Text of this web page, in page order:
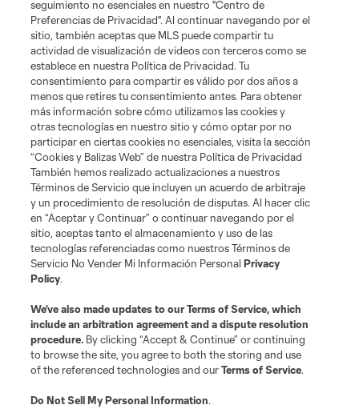
MLS NEXT Pro
Club Sites
Do Not Sell or Share My Personal Information
Cookies Settings
©2025 NEXT Pro, L.L.C.. The Major League Soccer and MLS name and
shield are registered trademarks of Major League Soccer, L.L.C. (“MLS”).
The MLS NEXT Pro name and logo are registered trademarks of NEXT Pro,
L.L.C. (“MNP”). The names and logos of MLS teams and MNP teams are
the permission of their owners. Any unauthorized use is forbidden.
seguimiento no esenciales en nuestro "Centro de
Preferencias de Privacidad". Al continuar navegando por el
sitio, también aceptas que MLS puede compartir tu
actividad de visualización de videos con terceros como se
establece en nuestra Política de Privacidad. Tu
consentimiento para compartir es válido por dos años a
menos que retires tu consentimiento antes. Para obtener
más información sobre cómo utilizamos las cookies y
otras tecnologías en nuestro sitio y cómo optar por no
participar en ciertas cookies no esenciales, visita la sección
“Cookies y Balizas Web” de nuestra Política de Privacidad
También hemos realizado actualizaciones a nuestros
Términos de Servicio que incluyen un acuerdo de arbitraje
y un procedimiento de resolución de disputas. Al hacer clic
en “Aceptar y Continuar” o continuar navegando por el
sitio, aceptas tanto el almacenamiento y uso de las
tecnologías referenciadas como nuestros Términos de
Servicio No Vender Mi Información PersonalPrivacy
Policy.
We’ve also made updates to ourTerms of Service, which
include an arbitration agreement and a dispute resolution
procedure. By clicking “Accept & Continue” or continuing
to browse the site, you agree to both the storing and use
of the referenced technologies and ourTerms of Service.
Do Not Sell My Personal Information.